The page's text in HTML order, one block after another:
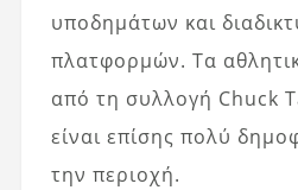
υποδημάτων και
πλατφορμών. Τα
από τη συλλογή Chuck
είναι επίσης πολύ
την περιοχή.